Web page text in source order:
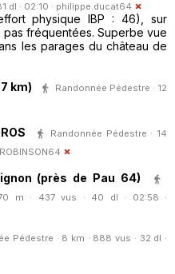
dl · 02:10 · philippe.ducat64
physique IBP : 46), sur
fréquentées. Superbe vue
les parages du château de
km)
Randonnée Pédestre · 12
Randonnée Pédestre · 14
ROBINSON64
(près de Pau 64)
m · 437 vus · 40 dl · 02:58 ·
Pédestre · 8 km · 888 vus · 32 dl ·